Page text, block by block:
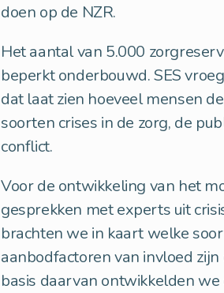
doen op de NZR.
Het aantal van 5.000
beperkt onderbouwd. SES
dat laat zien hoeveel mensen
soorten crises in de zorg, de
conflict.
Voor de ontwikkeling van het
gesprekken met experts uit
brachten we in kaart welke
aanbodfactoren van invloed
basis daarvan ontwikkelden